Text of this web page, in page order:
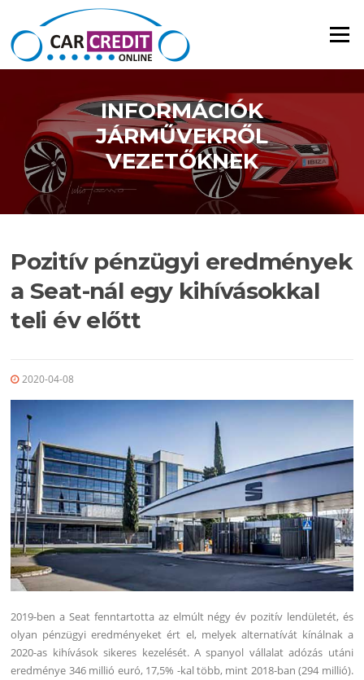
Ugrás a tartalomra
Menü
INFORMÁCIÓK
JÁRMŰVEKRŐL
VEZETŐKNEK
Pozitív pénzügyi eredmények
a Seat-nál egy kihívásokkal
teli év előtt
2020-04-08
2019-ben a Seat fenntartotta az elmúlt négy év pozitív lendületét, és
olyan pénzügyi eredményeket ért el, melyek alternatívát kínálnak a
2020-as kihívások sikeres kezelését. A spanyol vállalat adózás utáni
eredménye 346 millió euró, 17,5% -kal több, mint 2018-ban (294 millió).